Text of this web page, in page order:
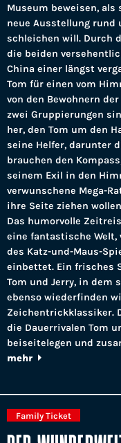
Museum beweisen, als
neue Ausstellung rund
schleichen will. Durch
die beiden
China einer längst
Tom für einen vom
von den Bewohnern
zwei Gruppierungen
her, den Tom um den
seine Helfer, darunter
brauchen den
seinem Exil in den
verwunschene Mega-
ihre Seite ziehen
Das humorvolle
eine fantastische
des Katz-und-Maus-
einbettet. Ein frisches
Tom und Jerry, in dem
ebenso wiederfinden
Zeichentrickklassiker.
die Dauerrivalen Tom
beiseitelegen und
mehr
Family Ticket